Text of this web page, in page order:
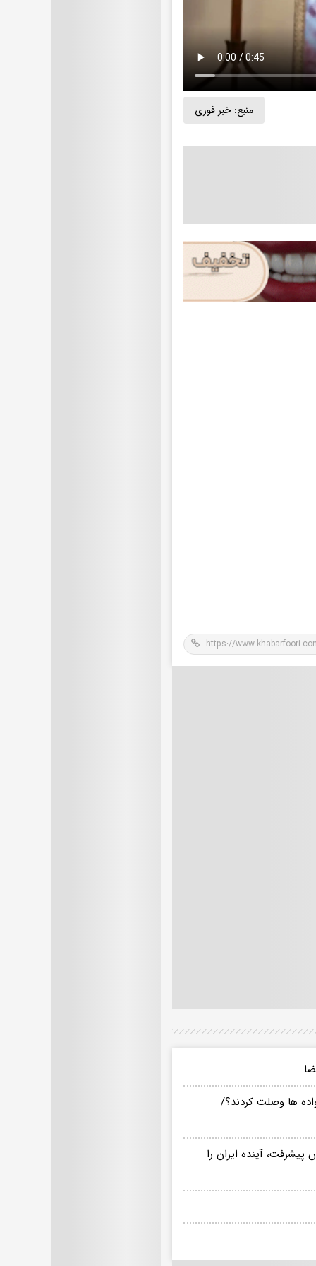
منبع: خبر فوری
رهبری با کدام خانواده ها وصلت کردند؟/
پیشرفت، آینده ایران را